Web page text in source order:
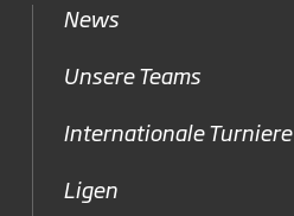
News
Unsere Teams
Internationale Turniere
Ligen